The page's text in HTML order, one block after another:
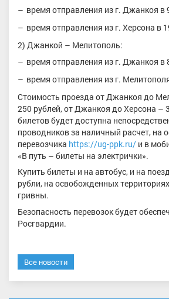
время отправления из г. Джанкоя в
время отправления из г. Херсона в
2) Джанкой – Мелитополь:
время отправления из г. Джанкоя в
время отправления из г.
Стоимость проезда от Джанкоя до
250 рублей, от Джанкоя до Херсона –
билетов будет доступна
проводников за наличный расчет, на
перевозчика https://ug-ppk.ru/ и в
«В путь – билеты на электрички».
Купить билеты и на автобус, и на
рубли, на освобожденных
гривны.
Безопасность перевозок будет
Росгвардии.
Все новости